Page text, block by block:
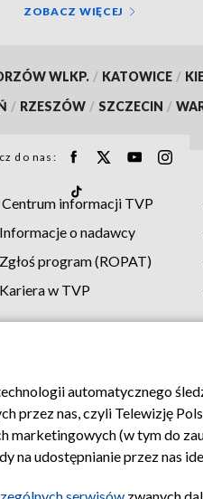
ZOBACZ WIĘCEJ
WLKP. / KATOWICE /
/ RZESZÓW / SZCZECIN /
do nas:
Centrum informacji TVP
Informacje o nadawcy
Zgłoś program (ROPAT)
Kariera w TVP
Moje zgody Pomoc
automatycznego
nas, czyli Telewizję
marketingowych (w tym do
na udostępnianie przez nas